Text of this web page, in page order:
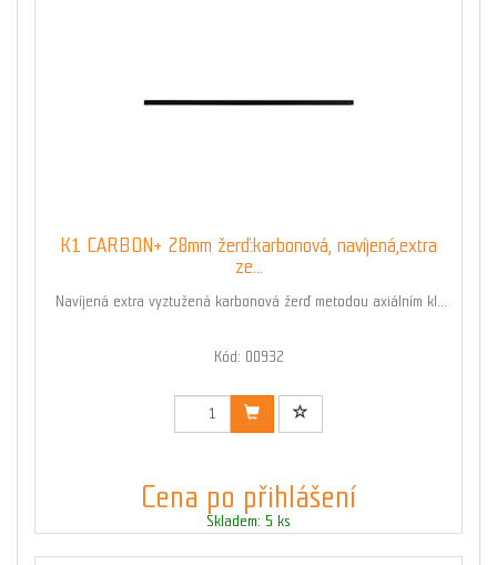
K1 CARBON+ 28mm žerď:karbonová, navíjená,extra
ze...
Navíjená extra vyztužená karbonová žerď metodou axiálním kl...
Kód: 00932
Cena po přihlášení
Skladem: 5 ks